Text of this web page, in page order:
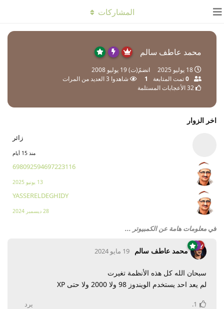
محمد عاطف سالم
18 يوليو 2025 انضمّ(ت)19 يوليو 2008
0تمت المتابعة 1 شاهدوا 3العديد من المرات
32الأعجابات المستلمة
المشاركات
اخر الزوار
زائر
منذ 15 أيام
698092594697223116
13 يونيو 2025
YASSERELDEGHIDY
28 ديسمبر 2024
في معلومات هامة عن الكمبيوتر ...
محمد عاطف سالم 19 مايو 2024
سبحان الله كل هذه الأنظمة تغيرت
لم يعد احد يستخدم الويندوز 98 ولا 2000 ولا حتى XP
يرد 1
.